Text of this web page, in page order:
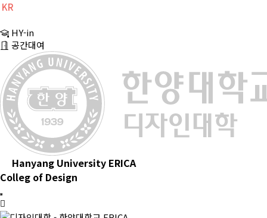
KR
CH
EN
HY-in
공간대여
Hanyang University ERICA
Colleg of Design